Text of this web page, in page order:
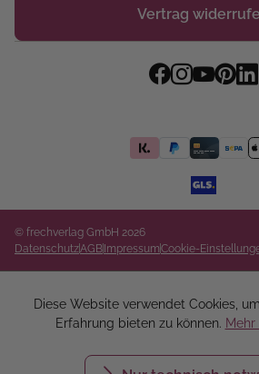
Vertrag
© frechverlag GmbH 2026
DatenschutzAGBImpressumCookie-
Diese Website verwendet Cookies,
Erfahrung bieten zu können. Mehr